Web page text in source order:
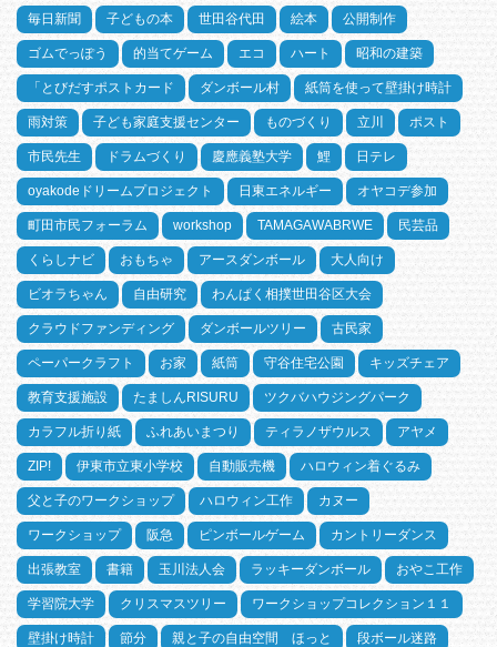
毎日新聞 子どもの本 世田谷代田 絵本 公開制作
ゴムでっぽう 的当てゲーム エコ ハート 昭和の建築
「とびだすポストカード ダンボール村 紙筒を使って壁掛け時計
雨対策 子ども家庭支援センター ものづくり 立川 ポスト
市民先生 ドラムづくり 慶應義塾大学 鯉 日テレ
oyakodeドリームプロジェクト 日東エネルギー オヤコデ参加
町田市民フォーラム workshop TAMAGAWABRWE 民芸品
くらしナビ おもちゃ アースダンボール 大人向け
ビオラちゃん 自由研究 わんぱく相撲世田谷区大会
クラウドファンディング ダンボールツリー 古民家
ペーパークラフト お家 紙筒 守谷住宅公園 キッズチェア
教育支援施設 たましんRISURU ツクバハウジングパーク
カラフル折り紙 ふれあいまつり ティラノザウルス アヤメ
ZIP! 伊東市立東小学校 自動販売機 ハロウィン着ぐるみ
父と子のワークショップ ハロウィン工作 カヌー
ワークショップ 阪急 ピンボールゲーム カントリーダンス
出張教室 書籍 玉川法人会 ラッキーダンボール おやこ工作
学習院大学 クリスマスツリー ワークショップコレクション１１
壁掛け時計 節分 親と子の自由空間 ほっと 段ボール迷路